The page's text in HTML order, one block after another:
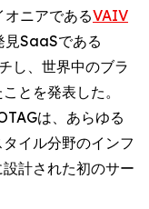
ニアであるVAIV
見SaaSである
し、世界中のブラ
とを発表した。
は、あらゆる
イル分野のインフ
計された初のサー